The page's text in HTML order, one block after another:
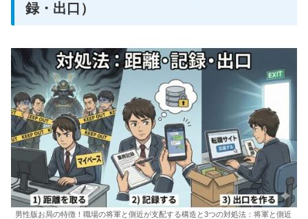
録・出口）
男性版お局の特徴！職場の将軍と側近が支配する構造と3つの対処法：将軍と側近